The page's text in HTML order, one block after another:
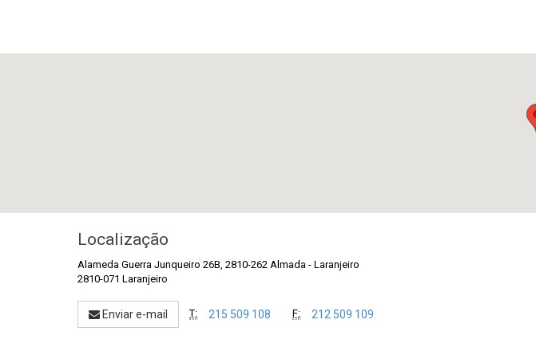
Localização
Alameda Guerra Junqueiro 26B, 2810-262 Almada - Laranjeiro
2810-071 Laranjeiro
Enviar e-mail T: 215 509 108 F: 212 509 109